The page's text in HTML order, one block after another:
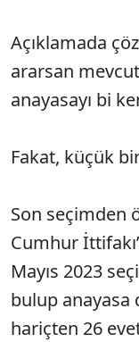
Açıklamada
ararsan
anayasayı bi
Fakat, küçük
Son seçimden
Cumhur
Mayıs 2023
bulup
hariçten 26